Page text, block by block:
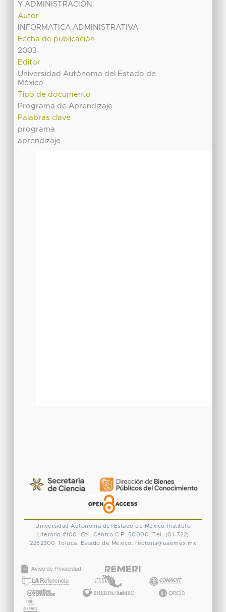
Y ADMINISTRACIÓN
Autor
INFORMATICA ADMINISTRATIVA
Fecha de publicación
2003
Editor
Universidad Autónoma del Estado de
México
Tipo de documento
Programa de Aprendizaje
Palabras clave
programa
aprendizaje
Universidad Autónoma del Estado de México
Instituto
Literario #100. Col. Centro C.P. 50000. Tel. (01-722)
2262300 Toluca, Estado de México. rectoria@uaemex.mx